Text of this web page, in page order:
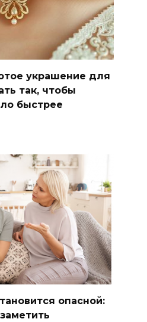
украшение для
так, чтобы
быстрее
опасной: